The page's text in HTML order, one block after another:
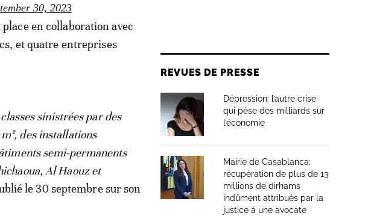
30, 2023
en collaboration avec
et quatre entreprises
sinistrées par des
des installations
semi-permanents
Al Haouz et
le 30 septembre sur son
REVUES DE PRESSE
Dépression: l’autre crise
qui pèse des milliards sur
l’économie
Mairie de Casablanca:
récupération de plus de 13
millions de dirhams
indûment attribués par la
justice à une avocate